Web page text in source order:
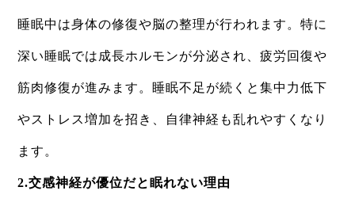
睡眠中は身体の修復や脳の整理が行われます。特に
深い睡眠では成長ホルモンが分泌され、疲労回復や
筋肉修復が進みます。睡眠不足が続くと集中力低下
やストレス増加を招き、自律神経も乱れやすくなり
ます。
2.交感神経が優位だと眠れない理由